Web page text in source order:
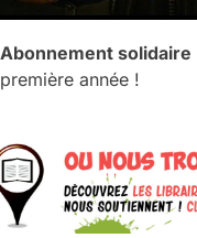
Abonnement solidaire
première année !